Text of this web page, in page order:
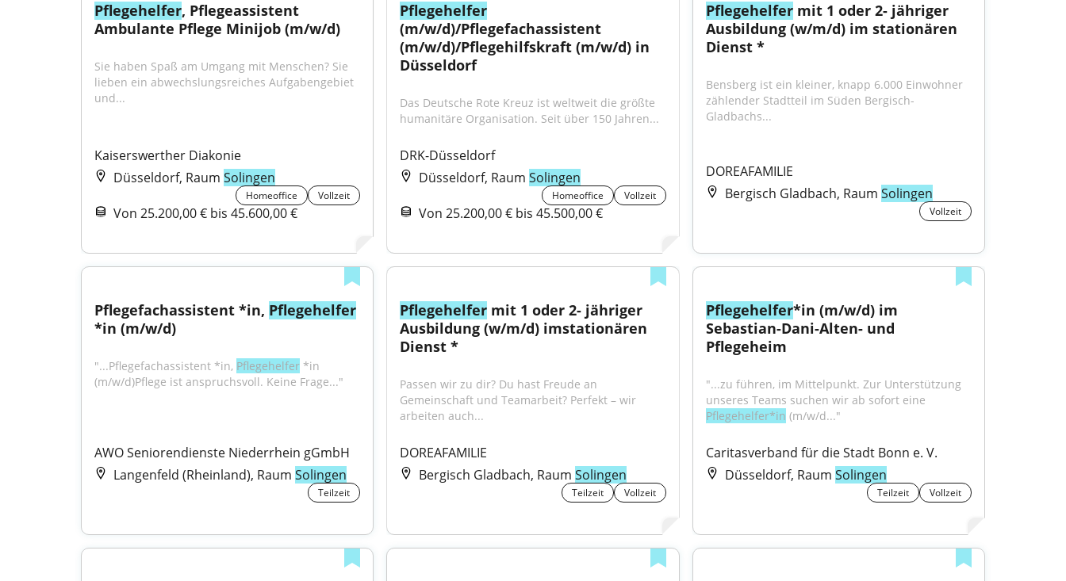
Pflegehelfer, Pflegeassistent
Ambulante Pflege Minijob (m/w/d)
Sie haben Spaß am Umgang mit Menschen? Sie
lieben ein abwechslungsreiches Aufgabengebiet
und...
Kaiserswerther Diakonie
Düsseldorf, Raum Solingen
Homeoffice Vollzeit
Von 25.200,00 € bis 45.600,00 €
Pflegehelfer
(m/w/d)/Pflegefachassistent
(m/w/d)/Pflegehilfskraft (m/w/d) in
Düsseldorf
Das Deutsche Rote Kreuz ist weltweit die größte
humanitäre Organisation. Seit über 150 Jahren...
DRK-Düsseldorf
Düsseldorf, RaumSolingen
Homeoffice Vollzeit
Von 25.200,00 € bis 45.500,00 €
Pflegehelfer mit 1 oder 2- jähriger
Ausbildung (w/m/d) im stationären
Dienst *
Bensberg ist ein kleiner, knapp 6.000 Einwohner
zählender Stadtteil im Süden Bergisch-
Gladbachs...
DOREAFAMILIE
Bergisch Gladbach, Raum Solingen
Vollzeit
Pflegefachassistent *in, Pflegehelfer
*in (m/w/d)
"...Pflegefachassistent *in, Pflegehelfer *in
(m/w/d)Pflege ist anspruchsvoll. Keine Frage..."
AWO Seniorendienste Niederrhein gGmbH
Langenfeld (Rheinland), Raum Solingen
Teilzeit
Pflegehelfer mit 1 oder 2- jähriger
Ausbildung (w/m/d) imstationären
Dienst *
Passen wir zu dir? Du hast Freude an
Gemeinschaft und Teamarbeit? Perfekt – wir
arbeiten auch...
DOREAFAMILIE
Bergisch Gladbach, RaumSolingen
Teilzeit Vollzeit
Pflegehelfer*in (m/w/d) im
Sebastian-Dani-Alten- und
Pflegeheim
"...zu führen, im Mittelpunkt. Zur Unterstützung
Pflegehelfer*in (m/w/d..."
Caritasverband für die Stadt Bonn e. V.
Düsseldorf, Raum Solingen
Teilzeit Vollzeit